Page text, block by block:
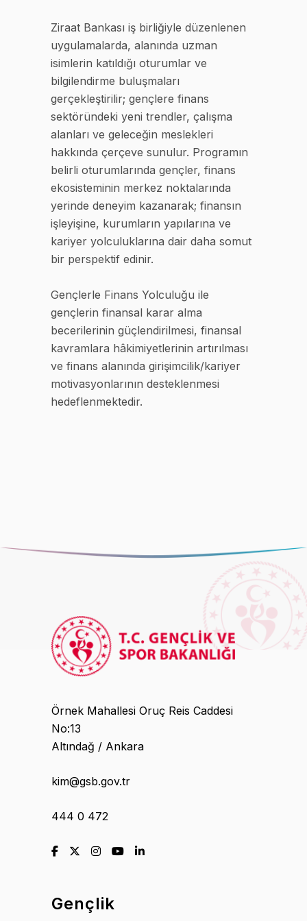
Ziraat Bankası iş birliğiyle düzenlenen
uygulamalarda, alanında uzman
isimlerin katıldığı oturumlar ve
bilgilendirme buluşmaları
gerçekleştirilir; gençlere finans
sektöründeki yeni trendler, çalışma
alanları ve geleceğin meslekleri
hakkında çerçeve sunulur. Programın
belirli oturumlarında gençler, finans
ekosisteminin merkez noktalarında
yerinde deneyim kazanarak; finansın
işleyişine, kurumların yapılarına ve
kariyer yolculuklarına dair daha somut
bir perspektif edinir.
Gençlerle Finans Yolculuğu ile
gençlerin finansal karar alma
becerilerinin güçlendirilmesi, finansal
kavramlara hâkimiyetlerinin artırılması
ve finans alanında girişimcilik/kariyer
motivasyonlarının desteklenmesi
hedeflenmektedir.
Örnek Mahallesi Oruç Reis Caddesi
No:13
Altındağ / Ankara
kim@gsb.gov.tr
444 0 472
Gençlik